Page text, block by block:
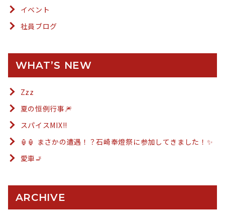
イベント
社員ブログ
WHAT’S NEW
Zzz
夏の恒例行事🎆
スパイスMIX!!
🏮🏮 まさかの遭遇！？石崎奉燈祭に参加してきました！✨
愛車🚬
ARCHIVE